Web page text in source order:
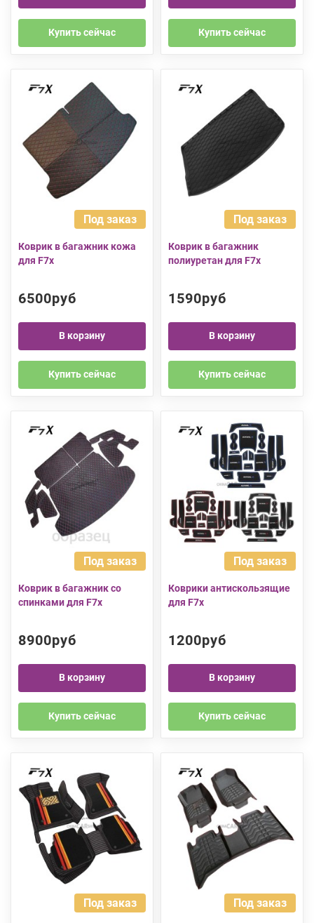
Купить сейчас Купить сейчас
Под заказ
Коврик в багажник кожа
для F7x
6500руб
В корзину
Купить сейчас
Под заказ
Коврик в багажник
полиуретан для F7x
1590руб
В корзину
Купить сейчас
Под заказ
Коврик в багажник со
спинками для F7x
8900руб
В корзину
Купить сейчас
Под заказ
Коврики антискользящие
для F7x
1200руб
В корзину
Купить сейчас
Под заказ Под заказ